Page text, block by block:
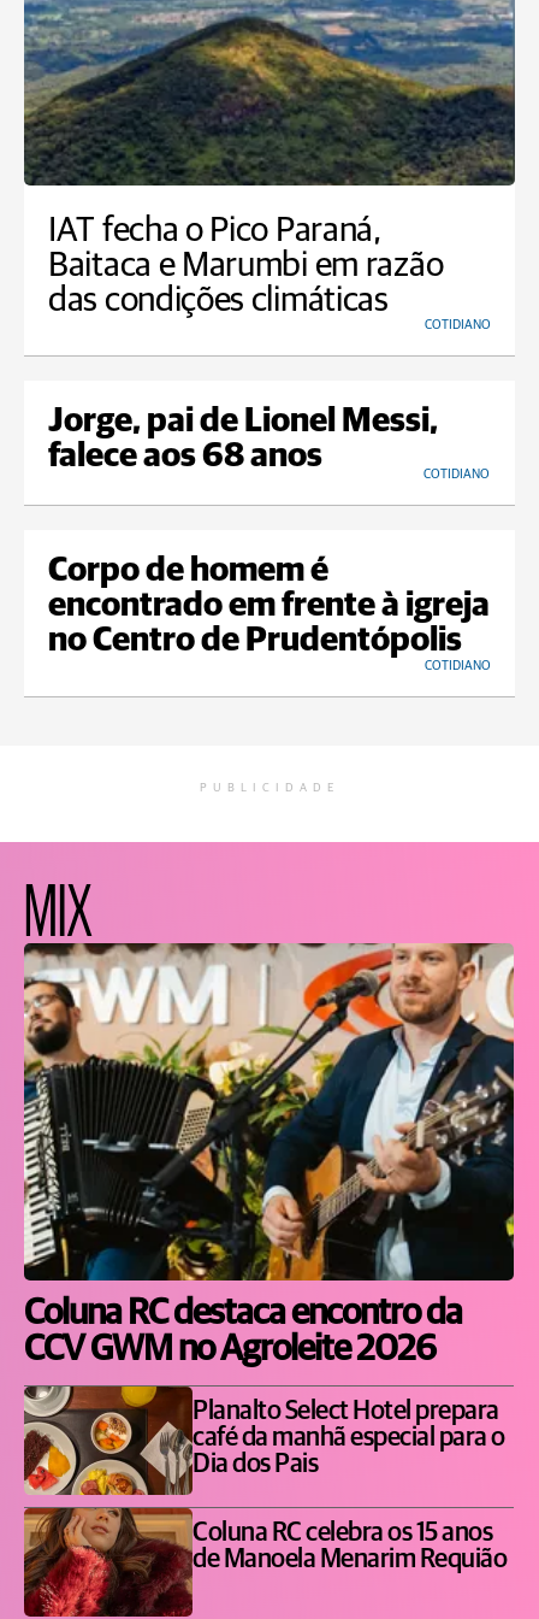
IAT fecha o Pico Paraná,
Baitaca e Marumbi em razão
das condições climáticas
COTIDIANO
Jorge, pai de Lionel Messi,
falece aos 68 anos
COTIDIANO
Corpo de homem é
encontrado em frente à igreja
no Centro de Prudentópolis
COTIDIANO
PUBLICIDADE
MIX
Coluna RC destaca encontro da
CCV GWM no Agroleite 2026
Planalto Select Hotel prepara
café da manhã especial para o
Dia dos Pais
Coluna RC celebra os 15 anos
de Manoela Menarim Requião